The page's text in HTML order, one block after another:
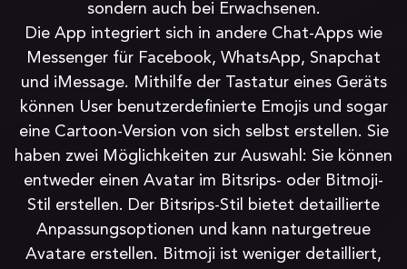
sondern auch bei Erwachsenen.
Die App integriert sich in andere Chat-Apps wie
Messenger für Facebook, WhatsApp, Snapchat
und iMessage. Mithilfe der Tastatur eines Geräts
können User benutzerdefinierte Emojis und sogar
eine Cartoon-Version von sich selbst erstellen. Sie
haben zwei Möglichkeiten zur Auswahl: Sie können
entweder einen Avatar im Bitsrips- oder Bitmoji-
Stil erstellen. Der Bitsrips-Stil bietet detaillierte
Anpassungsoptionen und kann naturgetreue
Avatare erstellen. Bitmoji ist weniger detailliert,